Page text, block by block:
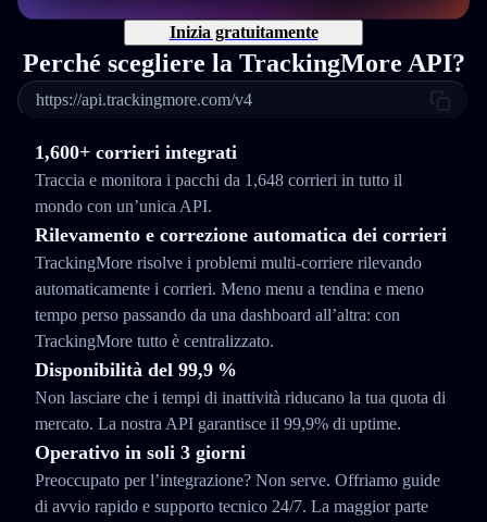
Inizia gratuitamente
Perché scegliere la TrackingMore API?
https://api.trackingmore.com/v4
1,600+ corrieri integrati
Traccia e monitora i pacchi da 1,648 corrieri in tutto il
mondo con un’unica API.
Rilevamento e correzione automatica dei corrieri
TrackingMore risolve i problemi multi-corriere rilevando
automaticamente i corrieri. Meno menu a tendina e meno
tempo perso passando da una dashboard all’altra: con
TrackingMore tutto è centralizzato.
Disponibilità del 99,9 %
Non lasciare che i tempi di inattività riducano la tua quota di
mercato. La nostra API garantisce il 99,9% di uptime.
Operativo in soli 3 giorni
Preoccupato per l’integrazione? Non serve. Offriamo guide
di avvio rapido e supporto tecnico 24/7. La maggior parte